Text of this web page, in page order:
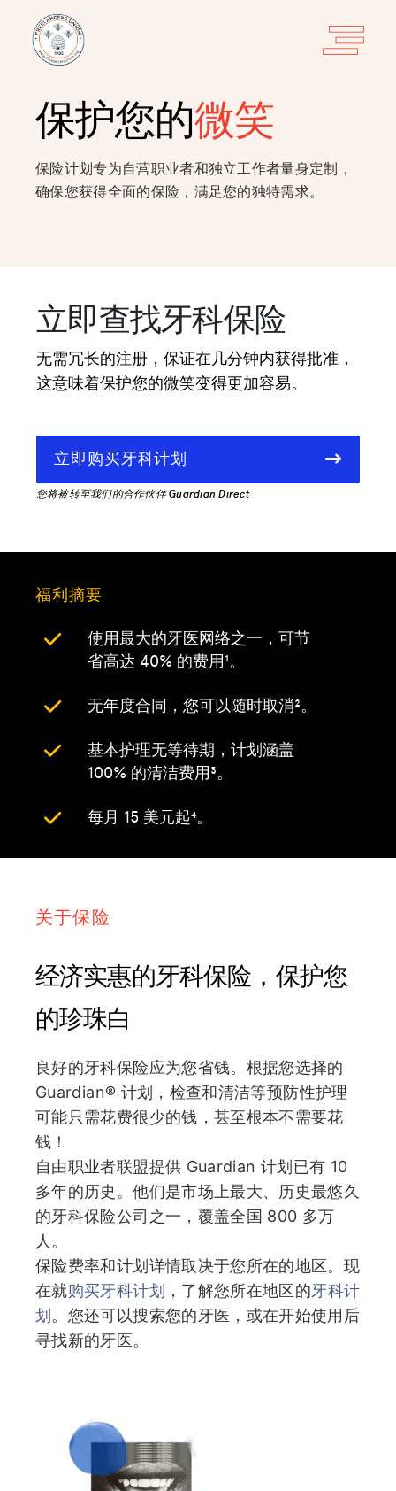
保护您的微笑
保险计划专为自营职业者和独立工作者量身定制，
确保您获得全面的保险，满足您的独特需求。
立即查找牙科保险
无需冗长的注册，保证在几分钟内获得批准，
这意味着保护您的微笑变得更加容易。
立即购买牙科计划
您将被转至我们的合作伙伴 Guardian Direct
福利摘要
使用最大的牙医网络之一，可节
省高达 40% 的费用¹。
无年度合同，您可以随时取消²。
基本护理无等待期，计划涵盖
100% 的清洁费用³。
每月 15 美元起⁴。
关于保险
经济实惠的牙科保险，保护您
的珍珠白
良好的牙科保险应为您省钱。根据您选择的
Guardian® 计划，检查和清洁等预防性护理
可能只需花费很少的钱，甚至根本不需要花
钱！
自由职业者联盟提供 Guardian 计划已有 10
多年的历史。他们是市场上最大、历史最悠久
的牙科保险公司之一，覆盖全国 800 多万
人。
保险费率和计划详情取决于您所在的地区。现
在就购买牙科计划 ，了解您所在地区的牙科计
划 。您还可以搜索您的牙医，或在开始使用后
寻找新的牙医。